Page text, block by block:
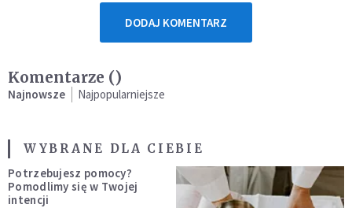
DODAJ KOMENTARZ
Komentarze ()
Najnowsze Najpopularniejsze
WYBRANE DLA CIEBIE
Potrzebujesz pomocy?
Pomodlimy się w Twojej
intencji